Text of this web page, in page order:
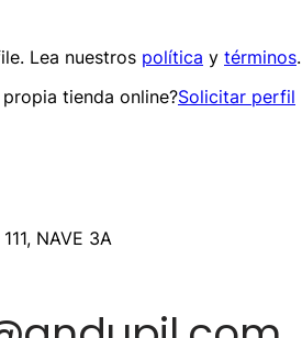
. Lea nuestros política y términos.
tienda online?Solicitar perfil
NAVE 3A